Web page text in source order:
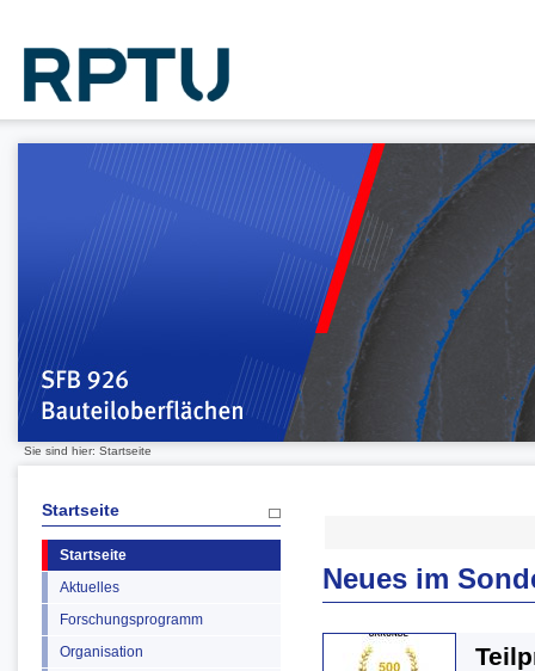
Sie sind hier: Startseite
Startseite
Startseite
Aktuelles
Forschungsprogramm
Organisation
Neues im